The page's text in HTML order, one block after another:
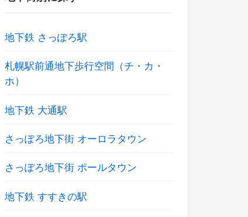
地下鉄 さっぽろ駅
札幌駅前通地下歩行空間（チ・カ・
ホ）
地下鉄 大通駅
さっぽろ地下街 オーロラタウン
さっぽろ地下街 ポールタウン
地下鉄 すすきの駅